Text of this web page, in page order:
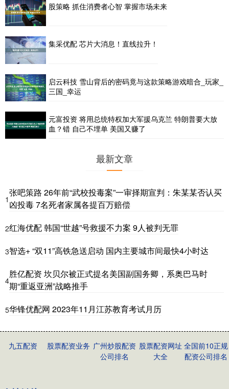
股策略 抓住消费者心智 掌握市场未来
集采优配 芯片大消息！直线拉升！
启云科技 雪山背后的密码竟与这款策略游戏暗合_玩家_
三国_幸运
元富投资 将用总统特权加大军援乌克兰 特朗普要大放
血？错 自己不埋单 美国又赚了
最新文章
1
张吧策路 26年前“武校投毒案”一审择期宣判：朱某某否认买
凶投毒 7名死者家属各提百万赔偿
2红海优配 韩国“世越”号救援不力案 9人被判无罪
3智选+ “双11”高铁急送启动 国内主要城市间最快4小时达
4
胜亿配资 坎贝尔被正式提名美国副国务卿，系奥巴马时
期“重返亚洲”战略推手
5华锋优配网 2023年11月江苏教育考试月历
九五配资 股票配资业务 广州炒股配资
公司排名
股票配资网址
大全
全国前10正规
配资公司排名